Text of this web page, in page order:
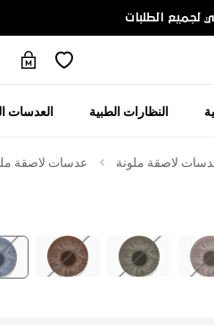
لجميع الطلبات
النظارات الطبية العدسات
لاصقة ملونة عدسات لاصقة